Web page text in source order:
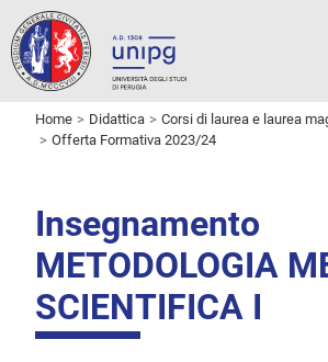
Home Didattica Corsi di laurea e laurea
Offerta Formativa 2023/24
Insegnamento
METODOLOGIA
SCIENTIFICA I